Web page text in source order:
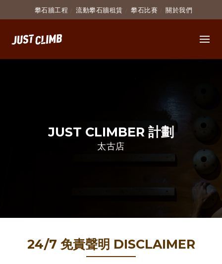
攀石牆工程 流動攀石牆租賃 攀石比賽 關於我們
JUST CLIMBER 計劃
太古店
24/7 免責聲明 DISCLAIMER